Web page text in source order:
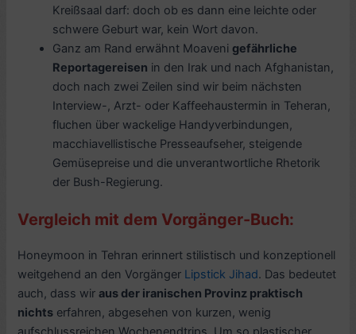
Kreißsaal darf: doch ob es dann eine leichte oder
schwere Geburt war, kein Wort davon.
Ganz am Rand erwähnt Moaveni gefährliche
Reportagereisen in den Irak und nach Afghanistan,
doch nach zwei Zeilen sind wir beim nächsten
Interview-, Arzt- oder Kaffeehaustermin in Teheran,
fluchen über wackelige Handyverbindungen,
macchiavellistische Presseaufseher, steigende
Gemüsepreise und die unverantwortliche Rhetorik
der Bush-Regierung.
Vergleich mit dem Vorgänger-Buch:
Honeymoon in Tehran erinnert stilistisch und konzeptionell
weitgehend an den Vorgänger Lipstick Jihad. Das bedeutet
auch, dass wiraus der iranischen Provinz praktisch
nichts erfahren, abgesehen von kurzen, wenig